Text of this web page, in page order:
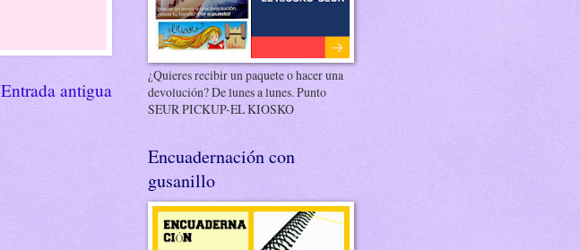
Entrada antigua
¿Quieres recibir un paquete o hacer una
devolución? De lunes a lunes. Punto
SEUR PICKUP-EL KIOSKO
Encuadernación con
gusanillo